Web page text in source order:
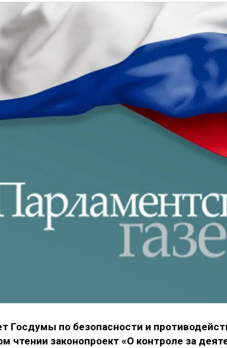
Госдумы по безопасности и
чтении законопроект «О контроле за